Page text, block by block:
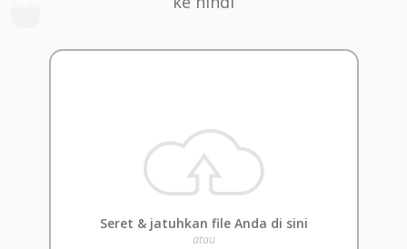
Seret & jatuhkan file Anda di sini
atau